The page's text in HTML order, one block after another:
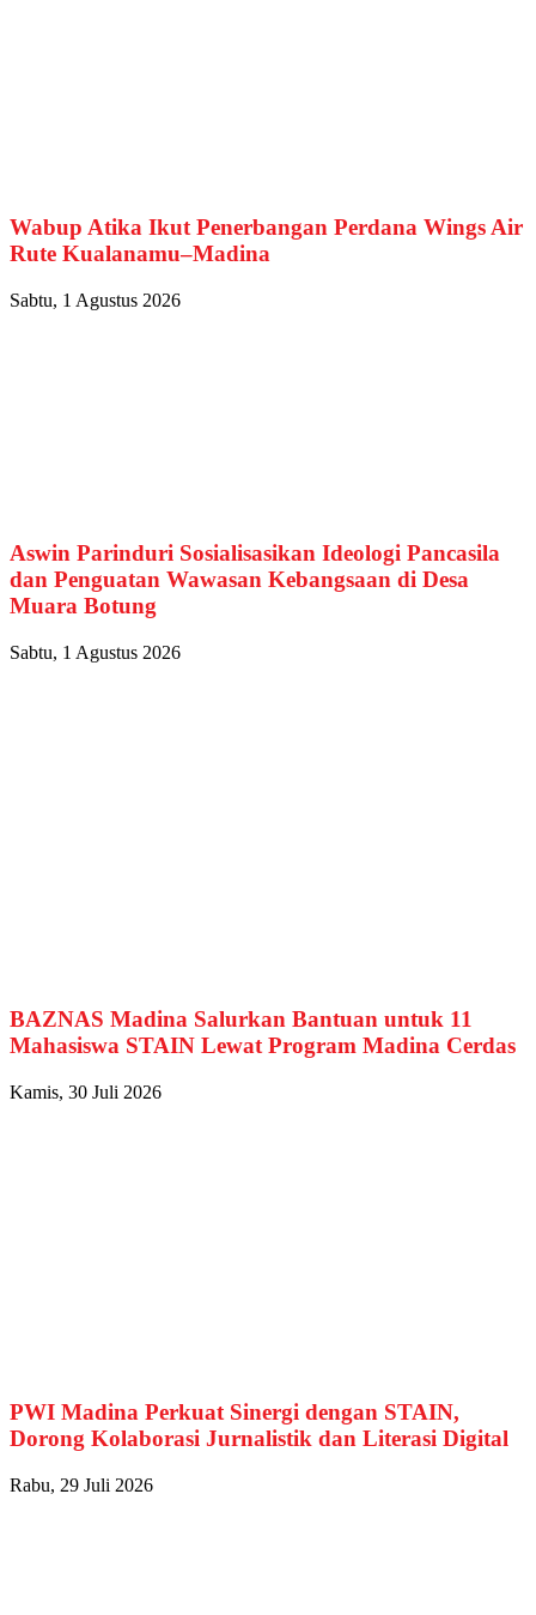
Wabup Atika Ikut Penerbangan Perdana Wings Air
Rute Kualanamu–Madina
Sabtu, 1 Agustus 2026
Aswin Parinduri Sosialisasikan Ideologi Pancasila
dan Penguatan Wawasan Kebangsaan di Desa
Muara Botung
Sabtu, 1 Agustus 2026
BAZNAS Madina Salurkan Bantuan untuk 11
Mahasiswa STAIN Lewat Program Madina Cerdas
Kamis, 30 Juli 2026
PWI Madina Perkuat Sinergi dengan STAIN,
Dorong Kolaborasi Jurnalistik dan Literasi Digital
Rabu, 29 Juli 2026